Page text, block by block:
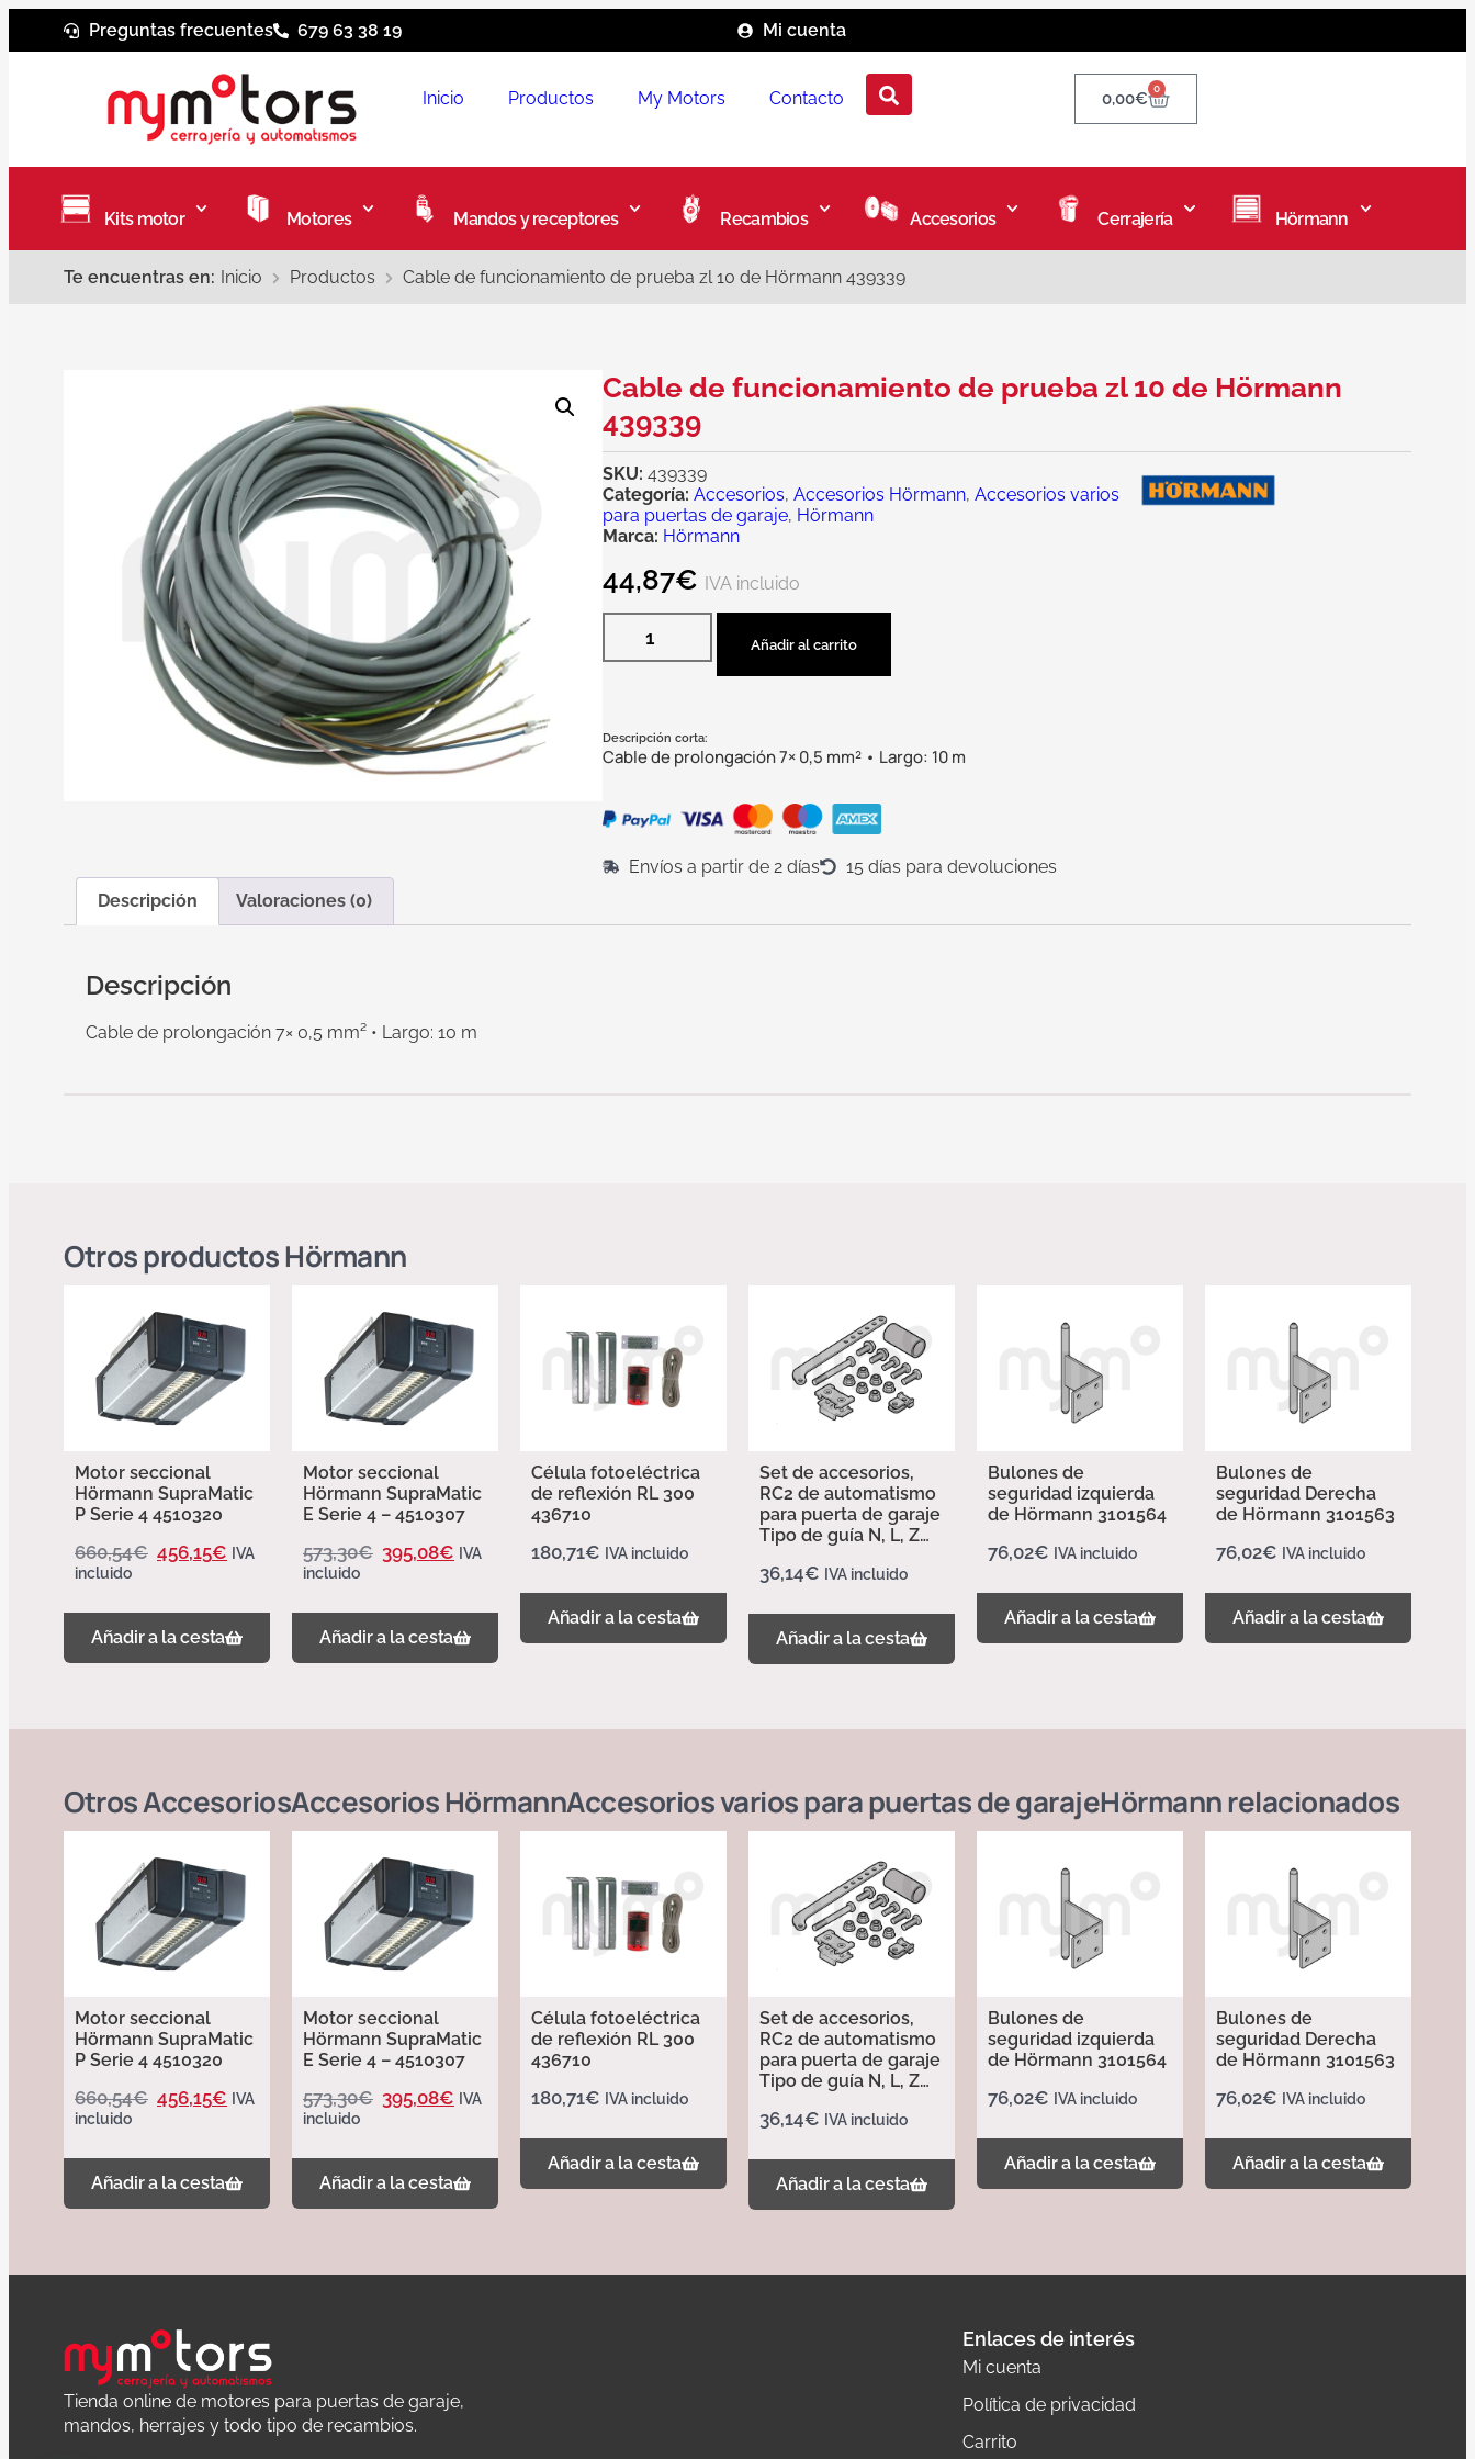
Preguntas frecuentes 679 63 38 19 Mi cuenta
Inicio Productos My Motors Contacto 0,00€ 0
Kits motor Motores Mandos y receptores Recambios Accesorios Cerrajería Hörmann
Te encuentras en: Inicio Productos Cable de funcionamiento de prueba zl 10 de Hörmann 439339
Cable de funcionamiento de prueba zl 10 de Hörmann
439339
SKU:439339
Categoría:Accesorios,Accesorios Hörmann,Accesorios varios
para puertas de garaje, Hörmann
Marca: Hörmann
44,87€ IVA incluido
Añadir al carrito
Descripción corta:
Cable de prolongación 7× 0,5 mm² • Largo: 10 m
Envíos a partir de 2 días
15 días para devoluciones
Descripción
Valoraciones (0)
Descripción
Cable de prolongación 7× 0,5 mm² • Largo: 10 m
Otros productosHörmann
Motor seccional
Hörmann SupraMatic
P Serie 4 4510320
660,54€ 456,15€ IVA
incluido
Añadir a la cesta
Motor seccional
Hörmann SupraMatic
E Serie 4 – 4510307
573,30€ 395,08€ IVA
incluido
Añadir a la cesta
Célula fotoeléctrica
de reflexión RL 300
436710
180,71€ IVA incluido
Añadir a la cesta
Set de accesorios,
RC2 de automatismo
para puerta de garaje
Tipo de guía N, L, Z
36,14€ IVA incluido
Añadir a la cesta
Bulones de
seguridad izquierda
de Hörmann 3101564
76,02€ IVA incluido
Añadir a la cesta
Bulones de
seguridad Derecha
de Hörmann 3101563
76,02€ IVA incluido
Añadir a la cesta
OtrosAccesoriosAccesorios HörmannAccesorios varios para puertas de garajeHörmannrelacionados
Motor seccional
Hörmann SupraMatic
P Serie 4 4510320
660,54€ 456,15€ IVA
incluido
Añadir a la cesta
Motor seccional
Hörmann SupraMatic
E Serie 4 – 4510307
573,30€ 395,08€ IVA
incluido
Añadir a la cesta
Célula fotoeléctrica
de reflexión RL 300
436710
180,71€ IVA incluido
Añadir a la cesta
Set de accesorios,
RC2 de automatismo
para puerta de garaje
Tipo de guía N, L, Z
36,14€ IVA incluido
Añadir a la cesta
Bulones de
seguridad izquierda
de Hörmann 3101564
76,02€ IVA incluido
Añadir a la cesta
Bulones de
seguridad Derecha
de Hörmann 3101563
76,02€ IVA incluido
Añadir a la cesta
Tienda online de motores para puertas de garaje,
mandos, herrajes y todo tipo de recambios.
Enlaces de interés
Mi cuenta
Política de privacidad
Carrito